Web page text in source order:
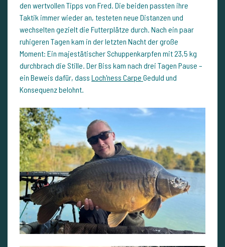
den wertvollen Tipps von Fred. Die beiden passten ihre
Taktik immer wieder an, testeten neue Distanzen und
wechselten gezielt die Futterplätze durch. Nach ein paar
ruhigeren Tagen kam in der letzten Nacht der große
Moment: Ein majestätischer Schuppenkarpfen mit 23,5 kg
durchbrach die Stille. Der Biss kam nach drei Tagen Pause –
ein Beweis dafür, dass Loch'ness Carpe Geduld und
Konsequenz belohnt.